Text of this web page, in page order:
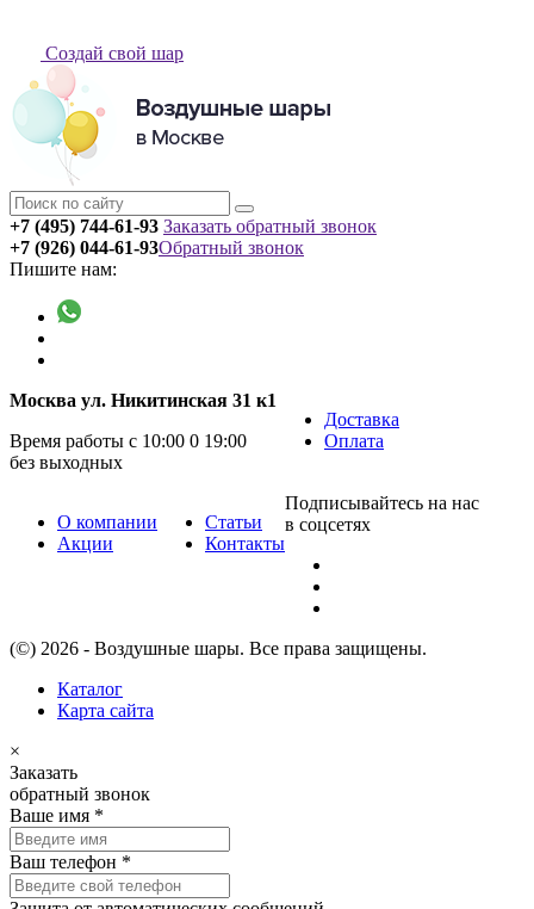
Создай свой шар
+7 (495) 744-61-93 Заказать обратный звонок
+7 (926) 044-61-93
Пишите нам:
Обратный звонок
Москва ул. Никитинская 31 к1
Время работы с 10:00 0 19:00
без выходных
Доставка
Оплата
О компании
Акции
Статьи
Контакты
Подписывайтесь на нас
в соцсетях
(©) 2026 - Воздушные шары. Все права защищены.
Каталог
Карта сайта
×
Заказать
обратный звонок
Ваше имя *
Ваш телефон *